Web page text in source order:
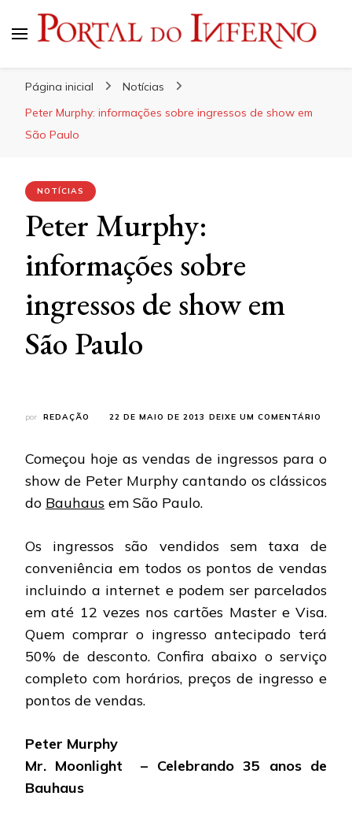
Página inicial
Notícias
Peter Murphy: informações sobre ingressos de show em
São Paulo
NOTÍCIAS
Peter Murphy:
informações sobre
ingressos de show em
São Paulo
por REDAÇÃO 22 DE MAIO DE 2013 DEIXE UM COMENTÁRIO
SÃO
Começou hoje as vendas de ingressos para o
show de Peter Murphy cantando os clássicos
do Bauhaus em São Paulo.
Os ingressos são vendidos sem taxa de
conveniência em todos os pontos de vendas
incluindo a internet e podem ser parcelados
em até 12 vezes nos cartões Master e Visa.
Quem comprar o ingresso antecipado terá
50% de desconto. Confira abaixo o serviço
completo com horários, preços de ingresso e
pontos de vendas.
Peter Murphy
Mr. Moonlight – Celebrando 35 anos de
Bauhaus